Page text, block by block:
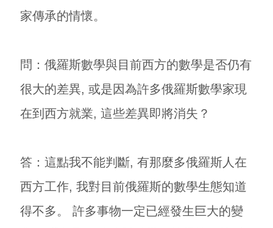
家傳承的情懷。
問：俄羅斯數學與目前西方的數學是否仍有
很大的差異, 或是因為許多俄羅斯數學家現
在到西方就業, 這些差異即將消失？
答：這點我不能判斷, 有那麼多俄羅斯人在
西方工作, 我對目前俄羅斯的數學生態知道
得不多。 許多事物一定已經發生巨大的變